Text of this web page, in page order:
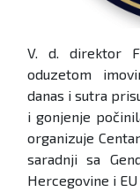
V. d. direktor
oduzetom
danas i sutra
i gonjenje
organizuje
saradnji sa
Hercegovine i